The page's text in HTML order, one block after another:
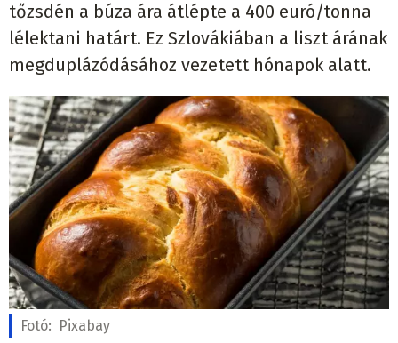
tőzsdén a búza ára átlépte a 400 euró/tonna
lélektani határt. Ez Szlovákiában a liszt árának
megduplázódásához vezetett hónapok alatt.
Fotó: Pixabay